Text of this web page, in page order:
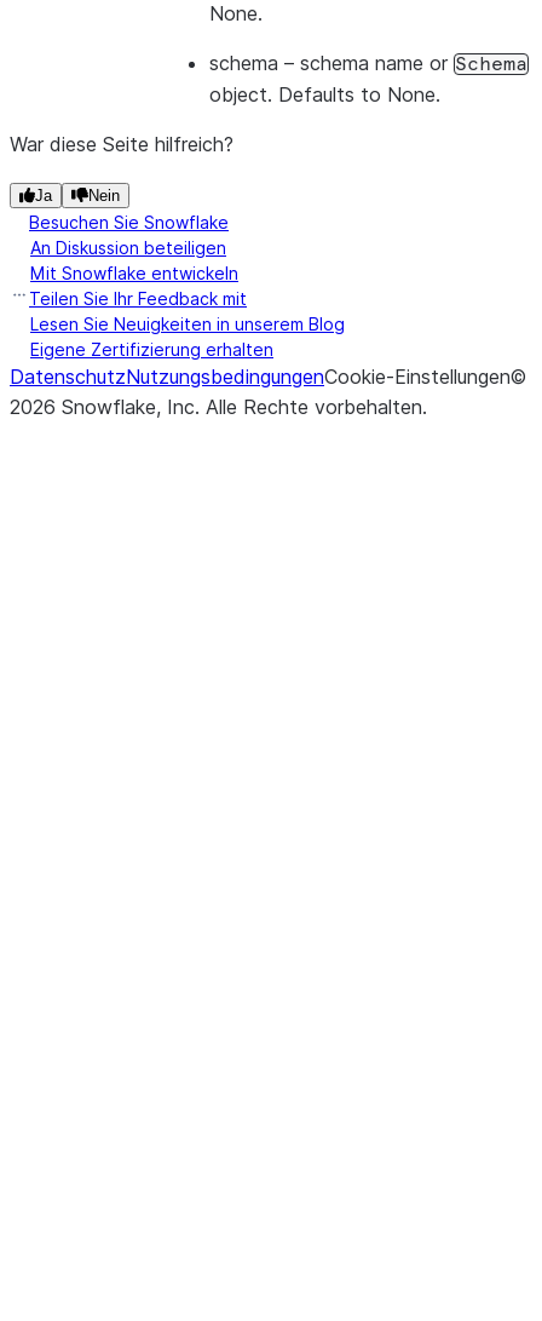
None.
schema – schema name or Schema
object. Defaults to None.
War diese Seite hilfreich?
Ja Nein
Besuchen Sie Snowflake
An Diskussion beteiligen
Mit Snowflake entwickeln
Teilen Sie Ihr Feedback mit
Lesen Sie Neuigkeiten in unserem Blog
Eigene Zertifizierung erhalten
DatenschutzNutzungsbedingungenCookie-Einstellungen©
2026 Snowflake, Inc. Alle Rechte vorbehalten.